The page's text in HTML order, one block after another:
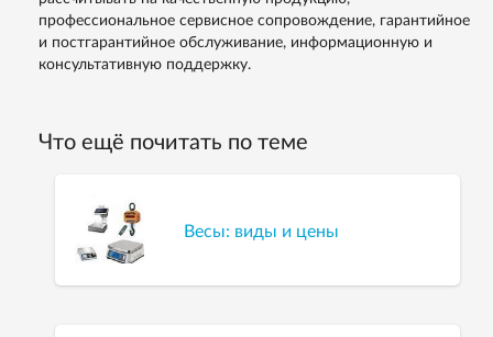
профессиональное сервисное сопровождение, гарантийное
и постгарантийное обслуживание, информационную и
консультативную поддержку.
Что ещё почитать по теме
Весы: виды и цены